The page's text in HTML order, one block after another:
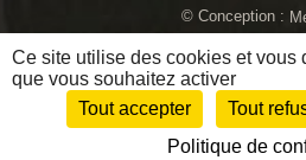
© Conception :
Ce site utilise des cookies et vous
que vous souhaitez activer
Tout accepter
Tout
Politique de